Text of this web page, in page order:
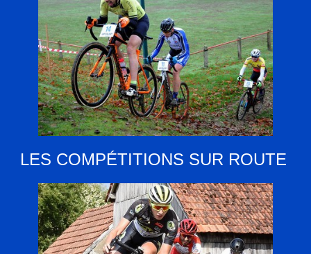
LES COMPÉTITIONS SUR ROUTE